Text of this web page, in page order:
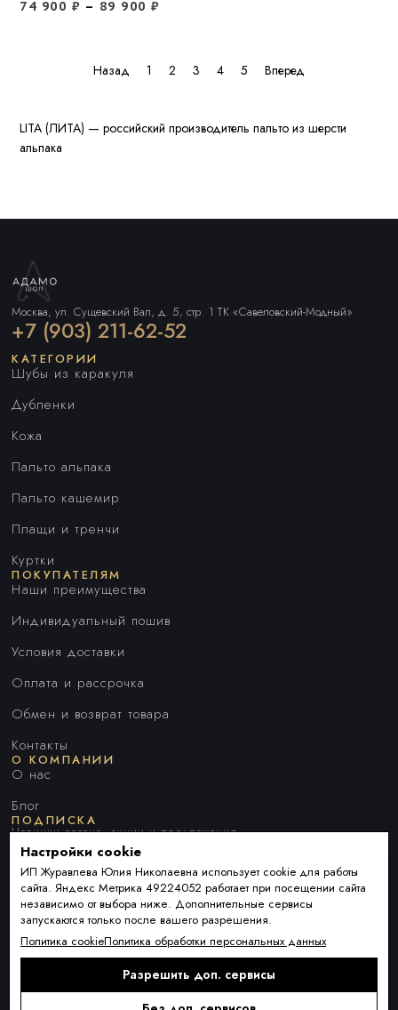
74 900 ₽ – 89 900₽
Назад 1 2 3 4 5 Вперед
LITA (ЛИТА) — российский производитель пальто из шерсти
альпака
Москва, ул. Сущевский Вал, д. 5, стр. 1 ТК «Савеловский-Модный»
+7 (903) 211-62-52
КАТЕГОРИИ
Шубы из каракуля
Дубленки
Кожа
Пальто альпака
Пальто кашемир
Плащи и тренчи
Куртки
ПОКУПАТЕЛЯМ
Наши преимущества
Индивидуальный пошив
Условия доставки
Оплата и рассрочка
Обмен и возврат товара
Контакты
О КОМПАНИИ
О нас
Блог
ПОДПИСКА
Новинки сезона, акции и предложения
Я ДАЮ СОГЛАСИЕ НА ОБРАБОТКУ ПЕРСОНАЛЬНЫХ ДАННЫХ И
СОГЛАШАЮСЬ СПОЛИТИКОЙ ОБРАБОТКИ ПЕРСОНАЛЬНЫХ
ДАННЫХ
Подписаться
Настройки cookie
ИП Журавлева Юлия Николаевна использует cookie для работы
сайта. Яндекс Метрика 49224052 работает при посещении сайта
независимо от выбора ниже. Дополнительные сервисы
запускаются только после вашего разрешения.
Политика cookieПолитика обработки персональных данных
Разрешить доп. сервисы